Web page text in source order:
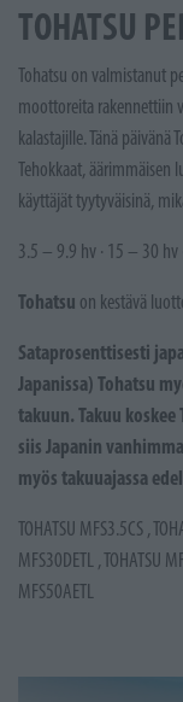
TOHATSU
Tohatsu on valmistanut
moottoreita rakennettiin
kalastajille. Tänä päivänä
Tehokkaat, äärimmäisen
käyttäjät tyytyväisinä,
3.5 – 9.9 hv · 15 – 30
Tohatsu on kestävä
Sataprosenttisesti
Japanissa) Tohatsu
takuun. Takuu
siis Japanin
myös takuuajassa
TOHATSU MFS3.5CS ,
MFS30DETL , TOHATSU
MFS50AETL